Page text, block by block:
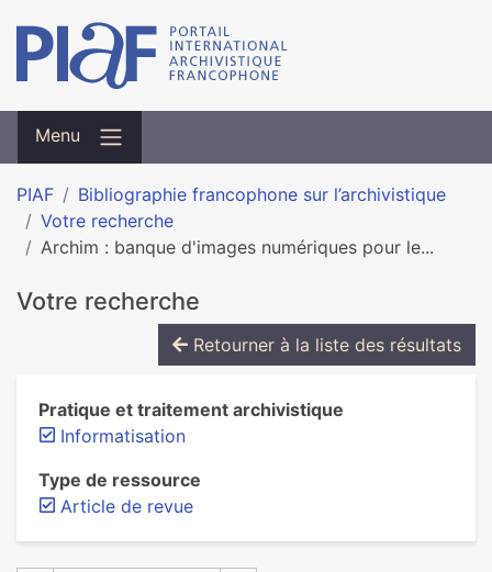
Menu
PIAF
Bibliographie francophone sur l’archivistique
Votre recherche
Archim : banque d'images numériques pour le...
Votre recherche
Retourner à la liste des résultats
Pratique et traitement archivistique
Informatisation
Type de ressource
Article de revue